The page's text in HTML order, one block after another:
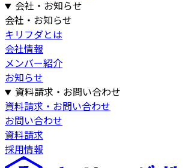
会社・お知らせ
会社・お知らせ
キリフダとは
会社情報
メンバー紹介
お知らせ
資料請求・お問い合わせ
資料請求・お問い合わせ
お問い合わせ
資料請求
採用情報